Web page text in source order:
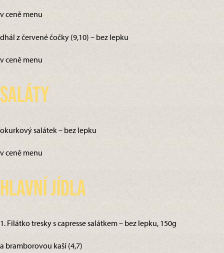
v ceně menu
dhál z červené čočky (9,10) – bez lepku
v ceně menu
Saláty
okurkový salátek – bez lepku
v ceně menu
Hlavní jídla
1. Filátko tresky s capresse salátkem – bez lepku, 150g
a bramborovou kaší (4,7)